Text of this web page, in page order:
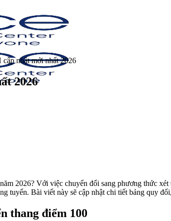
nhật mới nhất 2026
2026
2026? Với việc chuyển đổi sang phương thức xét
tuyển. Bài viết này sẽ cập nhật chi tiết bảng quy
thang điểm 100